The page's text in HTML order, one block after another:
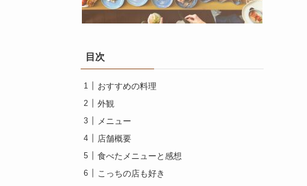
目次
おすすめの料理
外観
メニュー
店舗概要
食べたメニューと感想
こっちの店も好き